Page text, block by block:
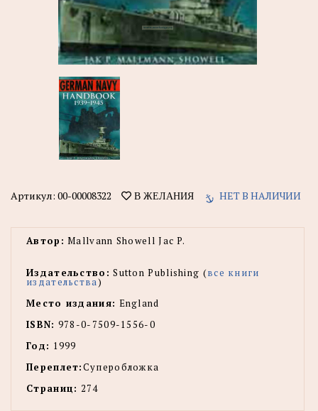
Артикул: 00-00008322 В ЖЕЛАНИЯ НЕТ В НАЛИЧИИ
Автор: Mallvann Showell Jac P.
Издательство: Sutton Publishing (все книги
издательства)
Место издания: England
ISBN: 978-0-7509-1556-0
Год: 1999
Переплет:Суперобложка
Страниц: 274